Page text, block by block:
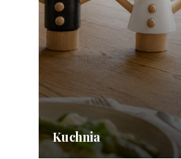
Kuchnia